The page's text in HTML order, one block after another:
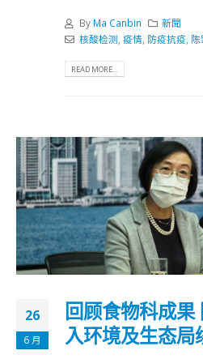
By Ma Canbin
新聞
核酸检测, 疫情, 防疫抗疫,
READ MORE...
26
6 月
回顾食物科成
入环境及生态局